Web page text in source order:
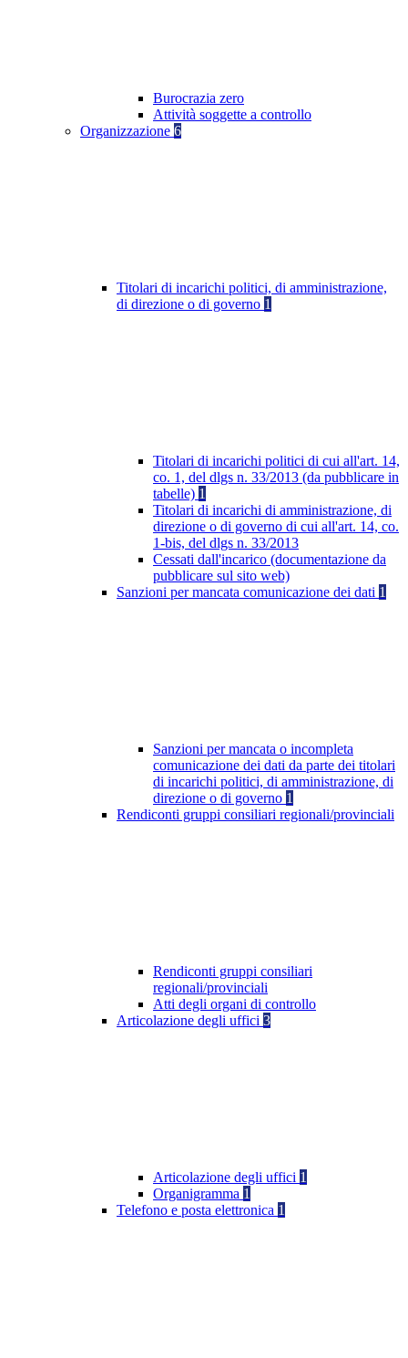
Burocrazia zero
Attività soggette a controllo
Organizzazione 6
Titolari di incarichi politici, di amministrazione,
di direzione o di governo 1
Titolari di incarichi politici di cui all'art. 14,
co. 1, del dlgs n. 33/2013 (da pubblicare in
tabelle) 1
Titolari di incarichi di amministrazione, di
direzione o di governo di cui all'art. 14, co.
1-bis, del dlgs n. 33/2013
Cessati dall'incarico (documentazione da
pubblicare sul sito web)
Sanzioni per mancata comunicazione dei dati 1
Sanzioni per mancata o incompleta
comunicazione dei dati da parte dei titolari
di incarichi politici, di amministrazione, di
direzione o di governo 1
Rendiconti gruppi consiliari regionali/provinciali
Rendiconti gruppi consiliari
regionali/provinciali
Atti degli organi di controllo
Articolazione degli uffici 3
Articolazione degli uffici 1
Organigramma 1
Telefono e posta elettronica 1